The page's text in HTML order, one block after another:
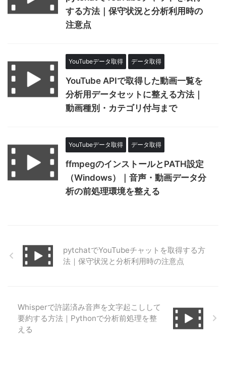
する方法｜保守状況と分析利用時の
注意点
YouTubeデータ取得 データ取得
YouTube APIで取得した動画一覧を
分析用データセットに整える方法｜
動画種別・カテゴリ付与まで
YouTubeデータ取得 データ取得
ffmpegのインストールとPATH設定
（Windows）｜音声・動画データ分
析の前処理環境を整える
pytchatでYouTubeチャットを取得する方
法｜保守状況と分析利用時の注意点
Whisperで許諾済み音声を文字起こしして
要約する方法｜Pythonで分析前処理を整
える